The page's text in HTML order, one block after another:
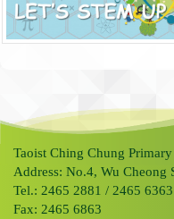
Taoist Ching Chung
Address: No.4, Wu Cheong
Tel.: 2465 2881 / 2465 6363
Fax: 2465 6863